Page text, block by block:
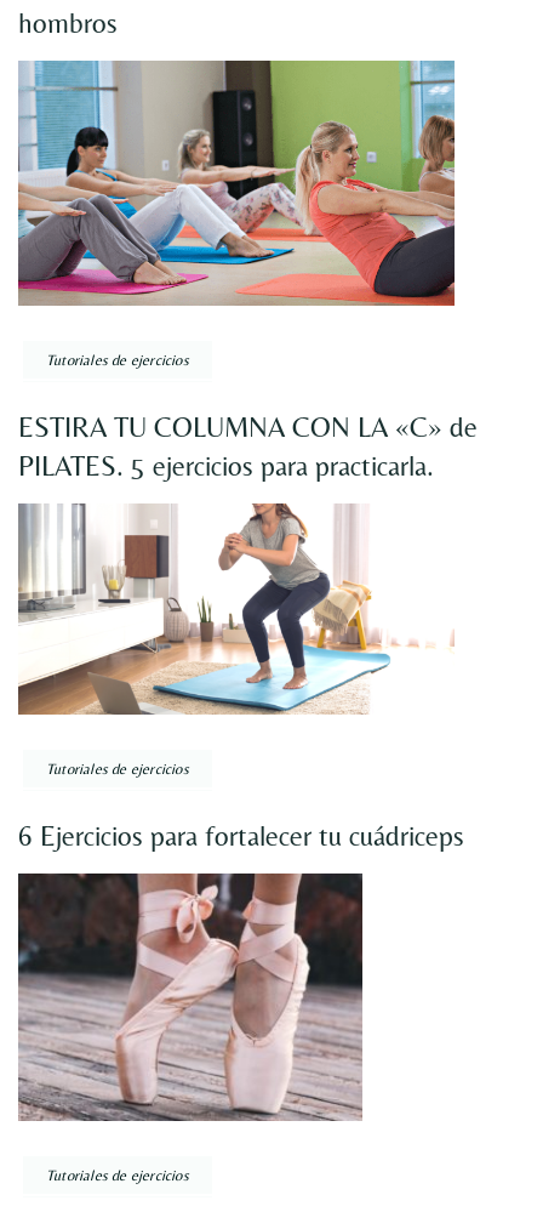
hombros
Tutoriales de ejercicios
ESTIRA TU COLUMNA CON LA «C» de
PILATES. 5 ejercicios para practicarla.
Tutoriales de ejercicios
6 Ejercicios para fortalecer tu cuádriceps
Tutoriales de ejercicios